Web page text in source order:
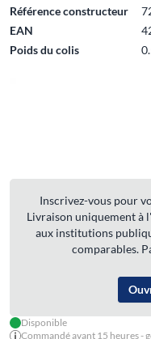
Référence constructeur
EAN
Poids du colis
Inscrivez-vous pour
Livraison uniquement à
aux institutions
comparables.
Disponible
Commandé avant 15 heures -